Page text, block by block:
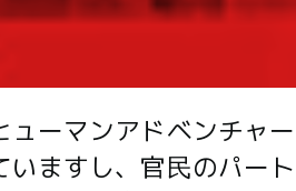
ューマンアドベンチャー
いますし、官民のパート